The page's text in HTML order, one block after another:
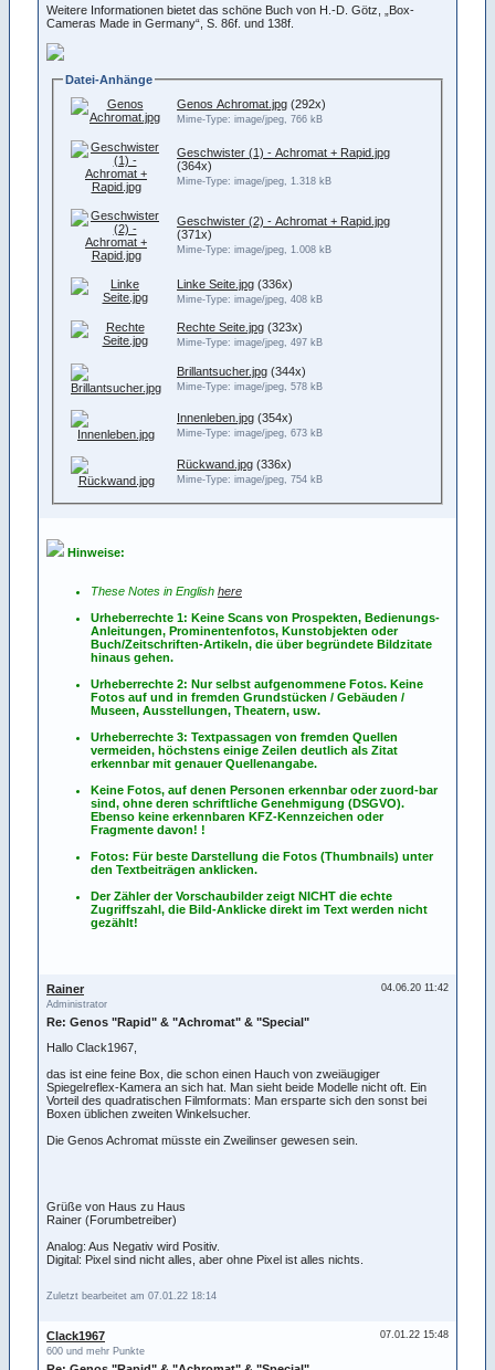
Weitere Informationen bietet das schöne Buch von H.-D. Götz, „Box-
Cameras Made in Germany“, S. 86f. und 138f.
Datei-Anhänge
Genos Achromat.jpg (292x)
Mime-Type: image/jpeg, 766 kB
Geschwister (1) - Achromat + Rapid.jpg
(364x)
Mime-Type: image/jpeg, 1.318 kB
Geschwister (2) - Achromat + Rapid.jpg
(371x)
Mime-Type: image/jpeg, 1.008 kB
Linke Seite.jpg (336x)
Mime-Type: image/jpeg, 408 kB
Rechte Seite.jpg (323x)
Mime-Type: image/jpeg, 497 kB
Brillantsucher.jpg (344x)
Mime-Type: image/jpeg, 578 kB
Innenleben.jpg (354x)
Mime-Type: image/jpeg, 673 kB
Rückwand.jpg (336x)
Mime-Type: image/jpeg, 754 kB
Hinweise:
These Notes in English here
Urheberrechte 1: Keine Scans von Prospekten, Bedienungs-
Anleitungen, Prominentenfotos, Kunstobjekten oder
Buch/Zeitschriften-Artikeln, die über begründete Bildzitate
hinaus gehen.
Urheberrechte 2: Nur selbst aufgenommene Fotos. Keine
Fotos auf und in fremden Grundstücken / Gebäuden /
Museen, Ausstellungen, Theatern, usw.
Urheberrechte 3: Textpassagen von fremden Quellen
vermeiden, höchstens einige Zeilen deutlich als Zitat
erkennbar mit genauer Quellenangabe.
Keine Fotos, auf denen Personen erkennbar oder zuord-bar
sind, ohne deren schriftliche Genehmigung (DSGVO).
Ebenso keine erkennbaren KFZ-Kennzeichen oder
Fragmente davon! !
Fotos: Für beste Darstellung die Fotos (Thumbnails) unter
den Textbeiträgen anklicken.
Der Zähler der Vorschaubilder zeigt NICHT die echte
Zugriffszahl, die Bild-Anklicke direkt im Text werden nicht
gezählt!
04.06.20 11:42
Rainer
Administrator
Re: Genos "Rapid" & "Achromat" & "Special"
Hallo Clack1967,
das ist eine feine Box, die schon einen Hauch von zweiäugiger
Spiegelreflex-Kamera an sich hat. Man sieht beide Modelle nicht oft. Ein
Vorteil des quadratischen Filmformats: Man ersparte sich den sonst bei
Boxen üblichen zweiten Winkelsucher.
Die Genos Achromat müsste ein Zweilinser gewesen sein.
Grüße von Haus zu Haus
Rainer (Forumbetreiber)
Analog: Aus Negativ wird Positiv.
Digital: Pixel sind nicht alles, aber ohne Pixel ist alles nichts.
Zuletzt bearbeitet am 07.01.22 18:14
07.01.22 15:48
Clack1967
600 und mehr Punkte